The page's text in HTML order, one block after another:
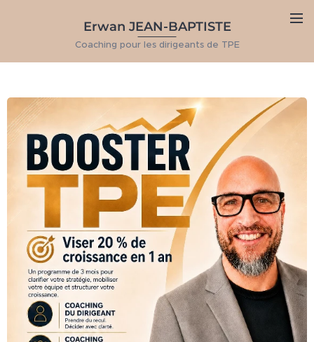
Erwan JEAN-BAPTISTE
Coaching pour les dirigeants de TPE